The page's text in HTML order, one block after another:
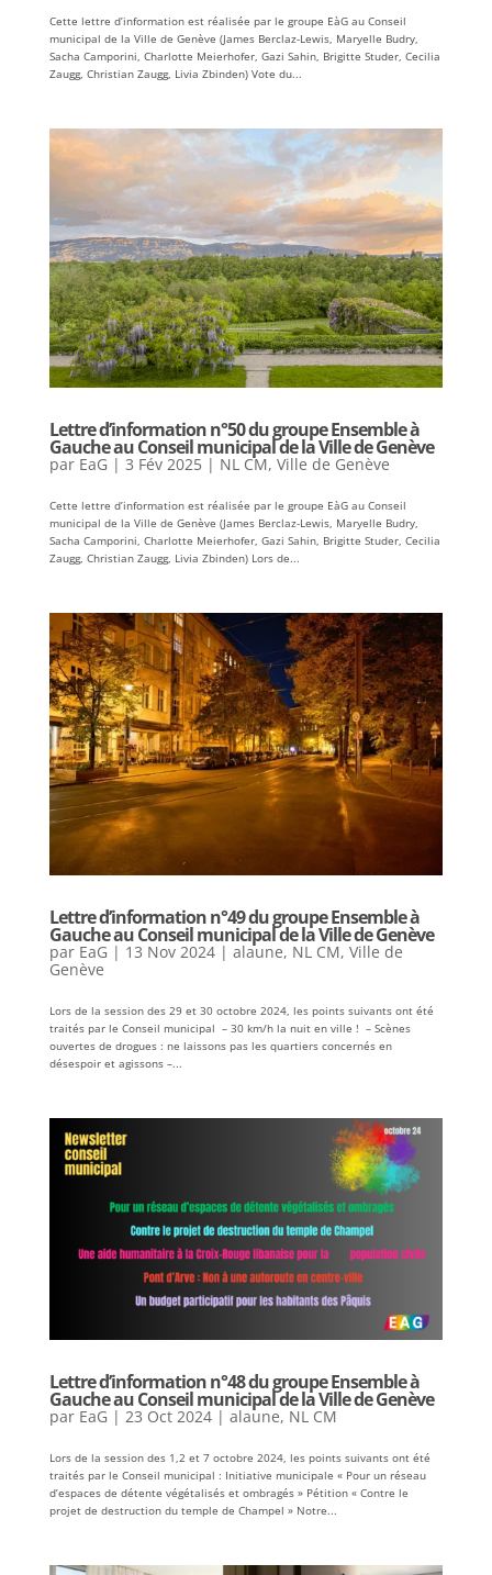
Cette lettre d’information est réalisée par le groupe EàG au Conseil
municipal de la Ville de Genève (James Berclaz-Lewis, Maryelle Budry,
Sacha Camporini, Charlotte Meierhofer, Gazi Sahin, Brigitte Studer, Cecilia
Zaugg, Christian Zaugg, Livia Zbinden) Vote du...
Lettre d’information n°50 du groupe Ensemble à
Gauche au Conseil municipal de la Ville de Genève
par EaG | 3 Fév 2025| NL CM, Ville de Genève
Cette lettre d’information est réalisée par le groupe EàG au Conseil
municipal de la Ville de Genève (James Berclaz-Lewis, Maryelle Budry,
Sacha Camporini, Charlotte Meierhofer, Gazi Sahin, Brigitte Studer, Cecilia
Zaugg, Christian Zaugg, Livia Zbinden) Lors de...
Lettre d’information n°49 du groupe Ensemble à
Gauche au Conseil municipal de la Ville de Genève
par EaG | 13 Nov 2024| alaune, NL CM, Ville de
Genève
Lors de la session des 29 et 30 octobre 2024, les points suivants ont été
traités par le Conseil municipal – 30 km/h la nuit en ville ! – Scènes
ouvertes de drogues : ne laissons pas les quartiers concernés en
désespoir et agissons –...
Lettre d’information n°48 du groupe Ensemble à
Gauche au Conseil municipal de la Ville de Genève
par EaG | 23 Oct 2024| alaune, NL CM
Lors de la session des 1,2 et 7 octobre 2024, les points suivants ont été
traités par le Conseil municipal : Initiative municipale « Pour un réseau
d’espaces de détente végétalisés et ombragés » Pétition « Contre le
projet de destruction du temple de Champel » Notre...